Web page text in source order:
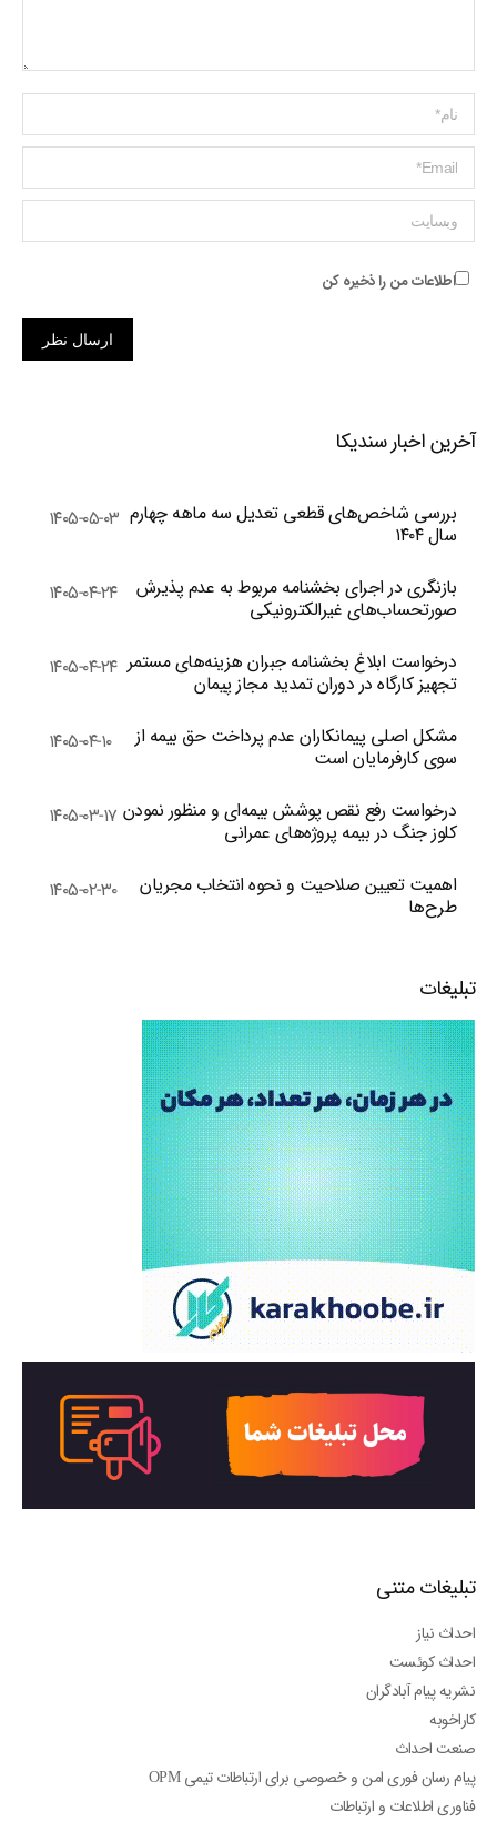
Name *
ایمیل *
وبسایت
اطلاعات من را ذخیره کن
ارسال نظر
آخرین اخبار سندیکا
بررسی شاخص‌های قطعی تعدیل سه ماهه چهارم
سال ۱۴۰۴
۱۴۰۵-۰۵-۰۳
بازنگری در اجرای بخشنامه مربوط به عدم پذیرش
صورتحساب‌های غیرالکترونیکی
۱۴۰۵-۰۴-۲۴
درخواست ابلاغ بخشنامه جبران هزینه‌های مستمر
تجهیز کارگاه در دوران تمدید مجاز پیمان
۱۴۰۵-۰۴-۲۴
مشکل اصلی پیمانکاران عدم پرداخت حق بیمه از
سوی کارفرمایان است
۱۴۰۵-۰۴-۱۰
درخواست رفع نقص پوشش بیمه‌ای و منظور نمودن
کلوز جنگ در بیمه پروژه‌های عمرانی
۱۴۰۵-۰۳-۱۷
اهمیت تعیین صلاحیت و نحوه انتخاب مجریان
طرح‌ها
۱۴۰۵-۰۲-۳۰
تبلیغات
تبلیغات متنی
احداث نیاز
احداث کوئست
نشریه پیام آبادگران
کاراخوبه
صنعت احداث
پیام رسان فوری امن و خصوصی برای ارتباطات تیمی OPM
فناوری اطلاعات و ارتباطات